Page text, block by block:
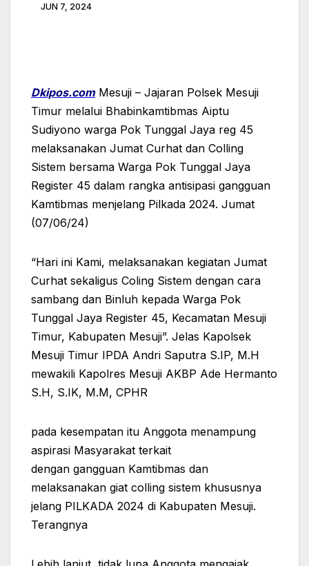
JUN 7, 2024
Dkipos.comMesuji – Jajaran Polsek Mesuji
Timur melalui Bhabinkamtibmas Aiptu
Sudiyono warga Pok Tunggal Jaya reg 45
melaksanakan Jumat Curhat dan Colling
Sistem bersama Warga Pok Tunggal Jaya
Register 45 dalam rangka antisipasi gangguan
Kamtibmas menjelang Pilkada 2024. Jumat
(07/06/24)
“Hari ini Kami, melaksanakan kegiatan Jumat
Curhat sekaligus Coling Sistem dengan cara
sambang dan Binluh kepada Warga Pok
Tunggal Jaya Register 45, Kecamatan Mesuji
Timur, Kabupaten Mesuji”. Jelas Kapolsek
Mesuji Timur IPDA Andri Saputra S.IP, M.H
mewakili Kapolres Mesuji AKBP Ade Hermanto
S.H, S.IK, M.M, CPHR
pada kesempatan itu Anggota menampung
aspirasi Masyarakat terkait
dengan gangguan Kamtibmas dan
melaksanakan giat colling sistem khususnya
jelang PILKADA 2024 di Kabupaten Mesuji.
Terangnya